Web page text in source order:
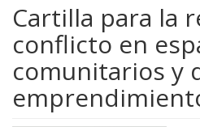
Cartilla para la
conflicto en
comunitarios y